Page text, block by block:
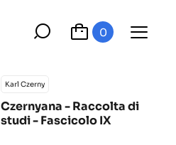
0
Karl Czerny
Czernyana - Raccolta di
studi - Fascicolo IX